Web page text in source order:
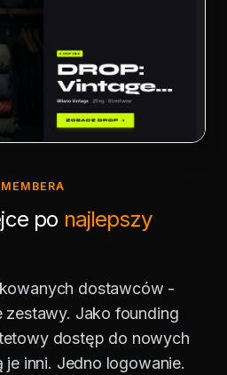
po najlepszy
dostawców -
Jako founding
dostęp do nowych
inni. Jedno logowanie.